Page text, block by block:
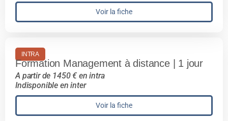
Voir la fiche
INTRA
Formation Management à distance | 1 jour
A partir de 1450 € en intra
Indisponible en inter
Voir la fiche